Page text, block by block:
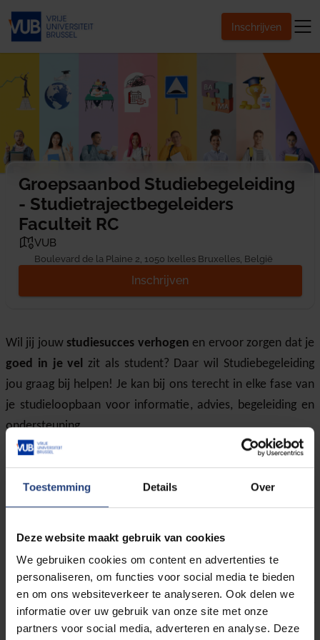
Toestemming Details Over
Deze website maakt gebruik van cookies
We gebruiken cookies om content en advertenties te
personaliseren, om functies voor social media te bieden
en om ons websiteverkeer te analyseren. Ook delen we
informatie over uw gebruik van onze site met onze
partners voor social media, adverteren en analyse. Deze
Inschrijven
Groepsaanbod Studiebegeleiding
- Studietrajectbegeleiders
Faculteit RC
VUB
Boulevard de la Plaine 2, 1050 Ixelles Bruxelles, België
Inschrijven
Wil jij jouw studiesucces verhogen en ervoor zorgen dat je
goed in je vel zit als student? Daar wil Studiebegeleiding
jou graag bij helpen! Je kan bij ons terecht in elke fase van
je studieloopbaan voor informatie, advies, begeleiding en
ondersteuning.
Onze dienst Studiebegeleiding bestaat uit een team van:
studiebegeleiders,
studentenpsychologen,
studietrajectbegeleiders,
carrièrebegeleiders,
en tutors.
Het team van studietrajectbegeleiders
helpt je graag
verder rond thema zoals: